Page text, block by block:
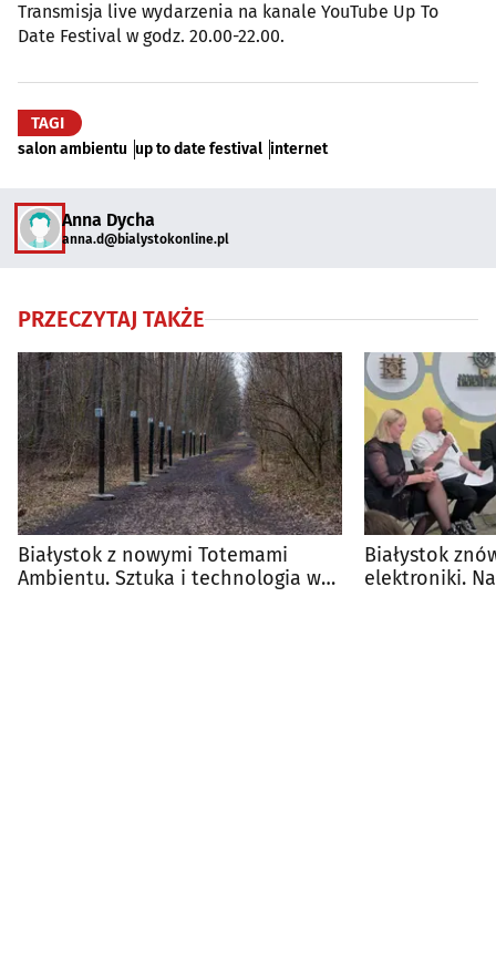
Transmisja live wydarzenia na kanale YouTube Up To
Date Festival w godz. 20.00-22.00.
TAGI
salon ambientu up to date festival internet
Anna Dycha
anna.d@bialystokonline.pl
PRZECZYTAJ TAKŻE
Białystok z nowymi Totemami
Ambientu. Sztuka i technologia w
Białystok
elektroniki.